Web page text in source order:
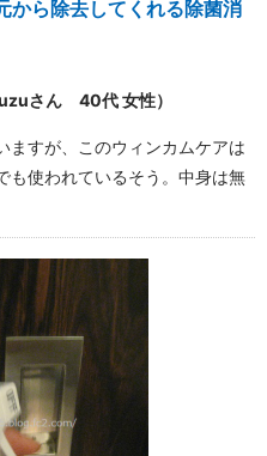
から除去してくれる除菌消
さん 40代 女性）
ますが、このウィンカムケアは
も使われているそう。中身は無